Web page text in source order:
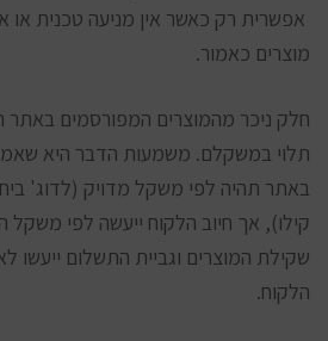
אפשרית רק כאשר אין מניעה טכנית
מוצרים כאמור.
חלק ניכר מהמוצרים המפורסמים באתר
תלוי במשקלם. משמעות הדבר היא
באתר תהיה לפי משקל מדויק (לדוג'
קילו), אך חיוב הלקוח ייעשה לפי משקל
שקילת המוצרים וגביית התשלום ייעשו
הלקוח.